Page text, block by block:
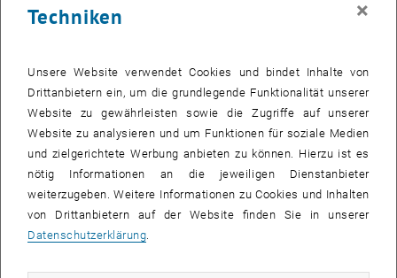
Gesucht werden spannende Forschungsarbeiten, innovative
Projekte oder auch erfolgversprechende Businesspläne. Eine
hochkarätige Jury gibt Feedback dazu, die besten Präsentationen
werden mit Einladungen zum Falling Walls Finale in Berlin oder zum
Europäischen Forum Alpbach.
www.falling-walls.com lab>www.falling-walls.com/lab.
Techniken
×
Unsere Website verwendet Cookies und bindet Inhalte von
Drittanbietern ein, um die grundlegende Funktionalität unserer
Website zu gewährleisten sowie die Zugriffe auf unserer
Website zu analysieren und um Funktionen für soziale Medien
und zielgerichtete Werbung anbieten zu können. Hierzu ist es
nötig Informationen an die jeweiligen Dienstanbieter
weiterzugeben. Weitere Informationen zu Cookies und Inhalten
von Drittanbietern auf der Website finden Sie in unserer
Datenschutzerklärung.